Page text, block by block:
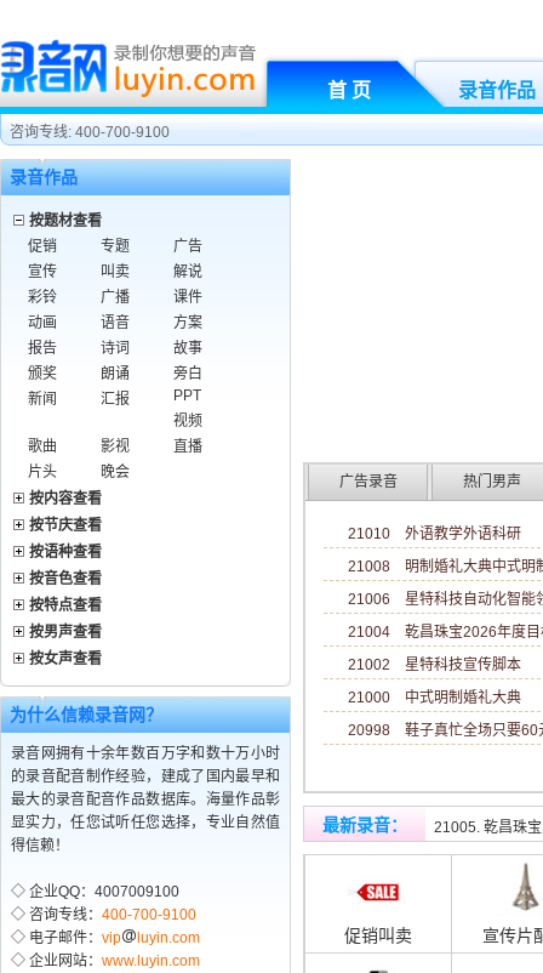
首 页 录音作品
咨询专线: 400-700-9100
广告录音 热门男声
21010 外语教学外语科研
21008 明制婚礼大典中式
21006 星特科技自动化智
21004 乾昌珠宝2026年度
21002 星特科技宣传脚本
21000 中式明制婚礼大典
20998 鞋子真忙全场只要
最新录音：
21006. 星特科
21005. 乾昌珠
促销叫卖 宣传片
录音作品
按题材查看
促销
专题
广告
宣传
叫卖
解说
彩铃
广播
课件
动画
语音
方案
报告
诗词
故事
颁奖
朗诵
旁白
新闻
汇报
PPT
视频
歌曲
影视
直播
片头
晚会
按内容查看
按节庆查看
按语种查看
按音色查看
按特点查看
按男声查看
按女声查看
为什么信赖录音网？
录音网拥有十余年数百万字和数十万小时
的录音配音制作经验，建成了国内最早和
最大的录音配音作品数据库。海量作品彰
显实力，任您试听任您选择，专业自然值
得信赖！
◇ 企业QQ：4007009100
◇ 咨询专线： 400-700-9100
◇ 电子邮件： vip
luyin.com
◇ 企业网站： www.luyin.com